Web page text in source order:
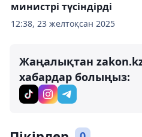
12:38, 23 желтоқсан 2025
министрі түсіндірді
Жаңалықтан
хабардар болыңыз: